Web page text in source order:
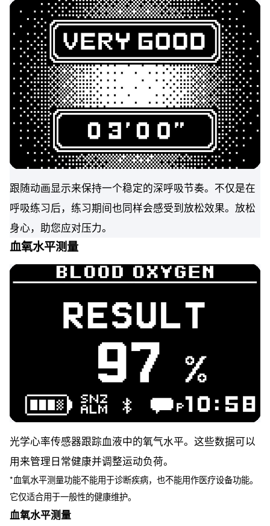
跟随动画显示来保持一个稳定的深呼吸节奏。不仅是在
呼吸练习后，练习期间也同样会感受到放松效果。放松
身心，助您应对压力。
血氧水平测量
光学心率传感器跟踪血液中的氧气水平。这些数据可以
用来管理日常健康并调整运动负荷。
*血氧水平测量功能不能用于诊断疾病，也不能用作医疗设备功能。
它仅适合用于一般性的健康维护。
血氧水平测量